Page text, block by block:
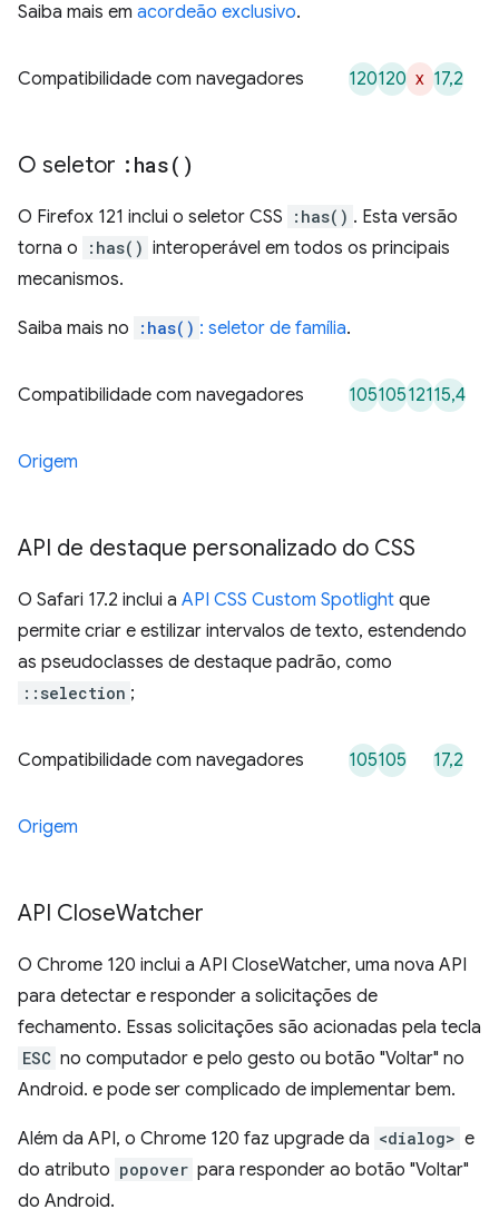
Saiba mais em acordeão exclusivo.
Compatibilidade com navegadores 120120 x 17,2
O seletor : has( )
O Firefox 121 inclui o seletor CSS :has() . Esta versão
torna o
:has() interoperável em todos os principais
mecanismos.
Saiba mais no :has() : seletor de família.
Compatibilidade com navegadores 10510512115,4
Origem
API de destaque personalizado do CSS
O Safari 17.2 inclui a API CSS Custom Spotlight que
permite criar e estilizar intervalos de texto, estendendo
as pseudoclasses de destaque padrão, como
::selection ;
Compatibilidade com navegadores 105105 17,2
Origem
API CloseWatcher
O Chrome 120 inclui a API CloseWatcher, uma nova API
para detectar e responder a solicitações de
fechamento. Essas solicitações são acionadas pela tecla
ESC no computador e pelo gesto ou botão "Voltar" no
Android. e pode ser complicado de implementar bem.
Além da API, o Chrome 120 faz upgrade da <dialog> e
do atributo popover para responder ao botão "Voltar"
do Android.